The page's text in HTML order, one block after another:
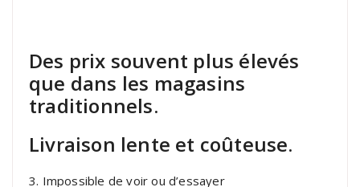
Des prix souvent plus élevés
que dans les magasins
traditionnels.
Livraison lente et coûteuse.
3. Impossible de voir ou d’essayer